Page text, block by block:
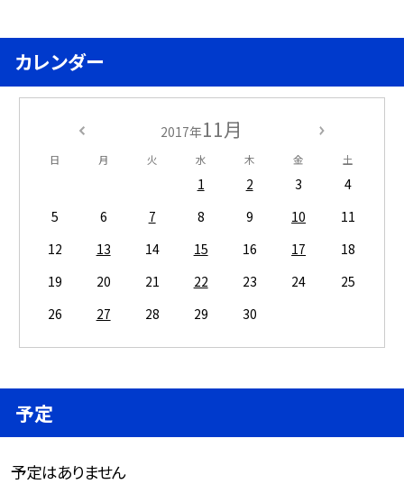
カレンダー
2017年11月
日 月 火 水 木 金 土
1 2 3
4
5
6 7 8 9 10
11
12
13 14 15 16 17
18
19
20 21 22 23 24
25
26
27 28 29 30
予定
予定はありません